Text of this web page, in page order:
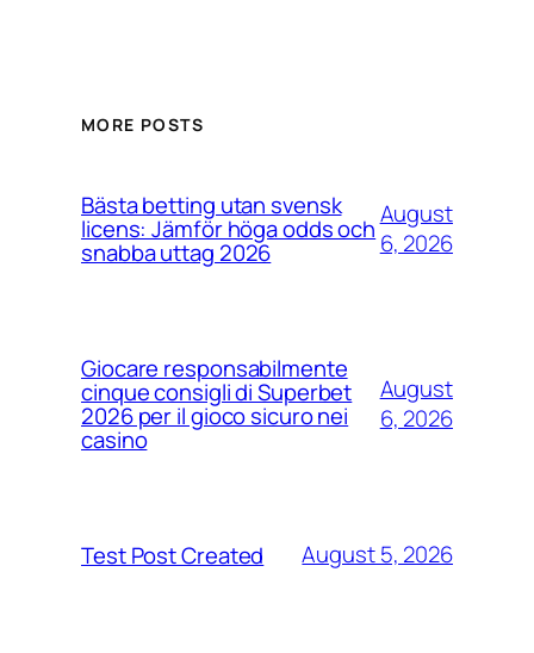
MORE POSTS
Bästa betting utan svensk
licens: Jämför höga odds och
snabba uttag 2026
August
6, 2026
Giocare responsabilmente
cinque consigli di Superbet
2026 per il gioco sicuro nei
casino
August
6, 2026
Test Post Created August 5, 2026